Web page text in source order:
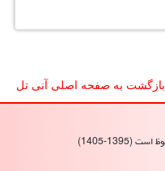
بازگشت به صفحه اصلی آنی تل